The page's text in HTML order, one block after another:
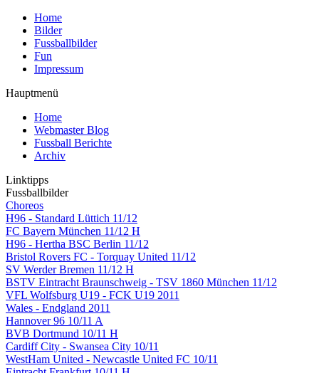
Home
Bilder
Fussballbilder
Fun
Impressum
Hauptmenü
Home
Webmaster Blog
Fussball Berichte
Archiv
Linktipps
Fussballbilder
Choreos
H96 - Standard Lüttich 11/12
FC Bayern München 11/12 H
H96 - Hertha BSC Berlin 11/12
Bristol Rovers FC - Torquay United 11/12
SV Werder Bremen 11/12 H
BSTV Eintracht Braunschweig - TSV 1860 München 11/12
VFL Wolfsburg U19 - FCK U19 2011
Wales - Endgland 2011
Hannover 96 10/11 A
BVB Dortmund 10/11 H
Cardiff City - Swansea City 10/11
WestHam United - Newcastle United FC 10/11